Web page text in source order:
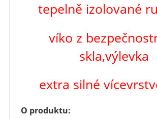
tepelně izolované
víko z
skla,výlevka
extra silné
O produktu: